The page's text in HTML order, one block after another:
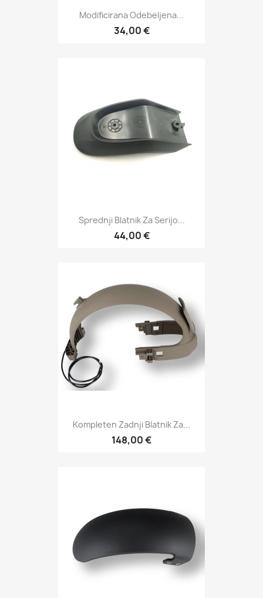
Modificirana Odebeljena...
34,00 €
Sprednji Blatnik Za Serijo...
44,00 €
Kompleten Zadnji Blatnik Za...
148,00 €